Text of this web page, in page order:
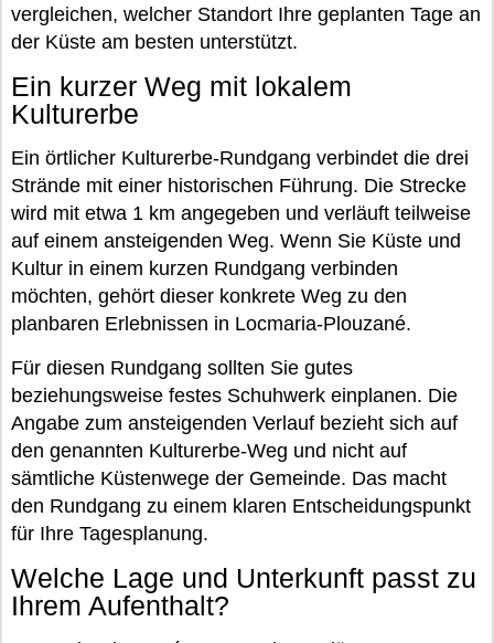
vergleichen, welcher Standort Ihre geplanten Tage an
der Küste am besten unterstützt.
Ein kurzer Weg mit lokalem
Kulturerbe
Ein örtlicher Kulturerbe-Rundgang verbindet die drei
Strände mit einer historischen Führung. Die Strecke
wird mit etwa 1 km angegeben und verläuft teilweise
auf einem ansteigenden Weg. Wenn Sie Küste und
Kultur in einem kurzen Rundgang verbinden
möchten, gehört dieser konkrete Weg zu den
planbaren Erlebnissen in Locmaria-Plouzané.
Für diesen Rundgang sollten Sie gutes
beziehungsweise festes Schuhwerk einplanen. Die
Angabe zum ansteigenden Verlauf bezieht sich auf
den genannten Kulturerbe-Weg und nicht auf
sämtliche Küstenwege der Gemeinde. Das macht
den Rundgang zu einem klaren Entscheidungspunkt
für Ihre Tagesplanung.
Welche Lage und Unterkunft passt zu
Ihrem Aufenthalt?